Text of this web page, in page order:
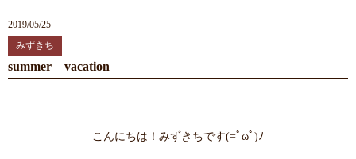
2019/05/25
みずきち
summer vacation
こんにちは！みずきちです(=ﾟωﾟ)ﾉ